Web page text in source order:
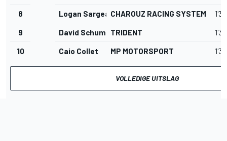
8 Logan SargeantCHAROUZ RACING SYSTEM
9 David SchumacherTRIDENT
10 Caio Collet MP MOTORSPORT
VOLLEDIGE UITSLAG